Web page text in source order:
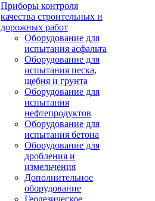
Приборы контроля
качества строительных и
дорожных работ
Оборудование для
испытания асфальта
Оборудование для
испытания песка,
щебня и грунта
Оборудование для
испытания
нефтепродуктов
Оборудование для
испытания бетона
Оборудование для
дробления и
измельчения
Дополнительное
оборудование
Геодезическое